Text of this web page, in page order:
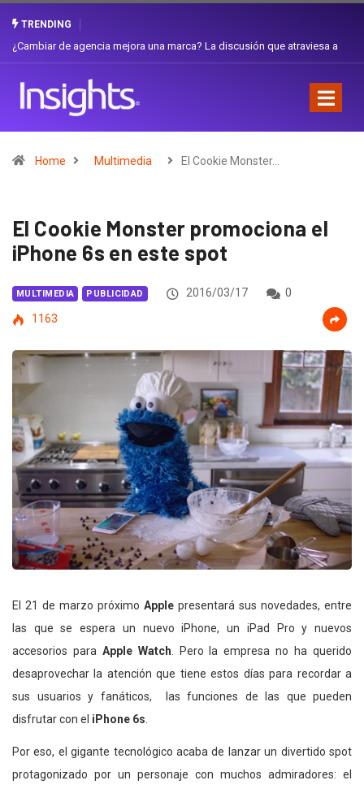
TRENDING
Gabriela Herrera y el arte de cambiarse el sombrero en Corporación
Home Multimedia El Cookie Monster…
El Cookie Monster promociona el
iPhone 6s en este spot
MULTIMEDIA PUBLICIDAD 2016/03/17
0
1163
El 21 de marzo próximo Apple presentará sus novedades, entre
las que se espera un nuevo iPhone, un iPad Pro y nuevos
accesorios para Apple Watch . Pero la empresa no ha querido
desaprovechar la atención que tiene estos días para recordar a
sus usuarios y fanáticos, las funciones de las que pueden
disfrutar con el iPhone 6s
Por eso, el gigante tecnológico acaba de lanzar un divertido spot
protagonizado por un personaje con muchos admiradores: el